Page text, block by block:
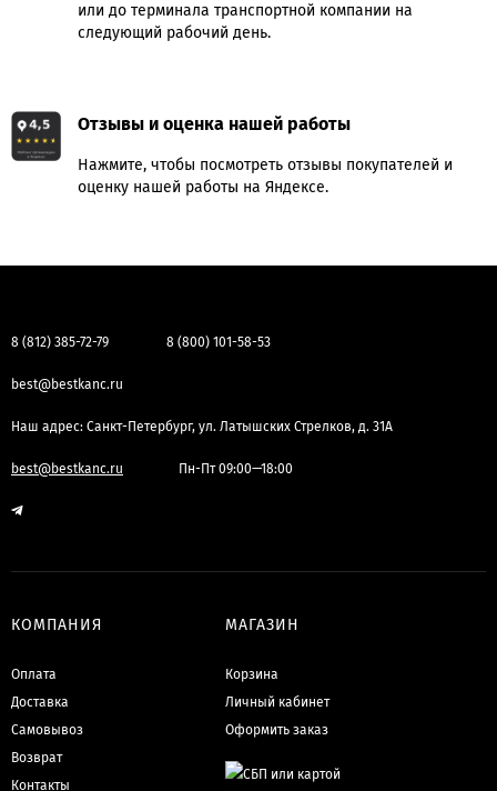
или до терминала транспортной компании на
следующий рабочий день.
Отзывы и оценка нашей работы
Нажмите, чтобы посмотреть отзывы покупателей и
оценку нашей работы на Яндексе.
8 (812) 385-72-79 8 (800) 101-58-53
best@bestkanc.ru
Наш адрес: Санкт-Петербург, ул. Латышских Стрелков, д. 31А
best@bestkanc.ru Пн-Пт 09:00—18:00
КОМПАНИЯ
Оплата
Доставка
Самовывоз
Возврат
Контакты
МАГАЗИН
Корзина
Личный кабинет
Оформить заказ